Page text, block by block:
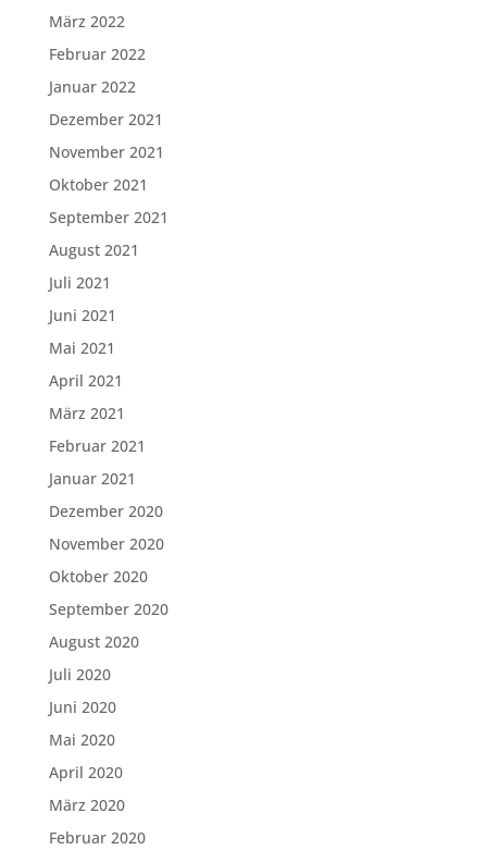
März 2022
Februar 2022
Januar 2022
Dezember 2021
November 2021
Oktober 2021
September 2021
August 2021
Juli 2021
Juni 2021
Mai 2021
April 2021
März 2021
Februar 2021
Januar 2021
Dezember 2020
November 2020
Oktober 2020
September 2020
August 2020
Juli 2020
Juni 2020
Mai 2020
April 2020
März 2020
Februar 2020